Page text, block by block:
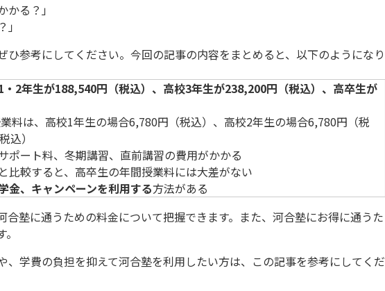
かる？」
ひ参考にしてください。今回の記事の内容をまとめると、以下のようになり
2年生が188,540円（税込）、高校3年生が238,200円（税込）、高卒生が
料は、高校1年生の場合6,780円（税込）、高校2年生の場合6,780円（税
込）
ポート料、冬期講習、直前講習の費用がかかる
比較すると、高卒生の年間授業料には大差がない
金、キャンペーンを利用する方法がある
合塾に通うための料金について把握できます。また、河合塾にお得に通うた
、学費の負担を抑えて河合塾を利用したい方は、この記事を参考にしてくだ